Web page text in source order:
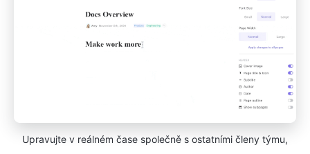
Upravujte v reálném čase společně s ostatními členy týmu,